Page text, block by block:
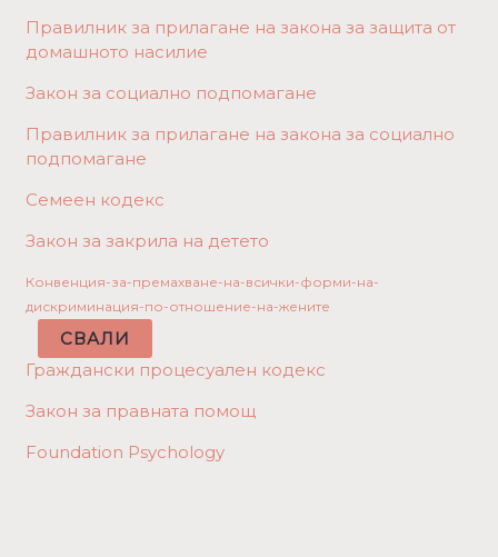
Правилник за прилагане на закона за защита от
домашното насилие
Закон за социално подпомагане
Правилник за прилагане на закона за социално
подпомагане
Семеен кодекс
Закон за закрила на детето
Конвенция-за-премахване-на-всички-форми-на-
дискриминация-по-отношение-на-жените
СВАЛИ
Граждански процесуален кодекс
Закон за правната помощ
Foundation Psychology